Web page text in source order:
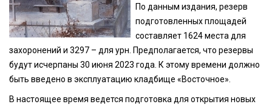
По данным издания, резерв
подготовленных площадей
составляет 1624 места для
захоронений и 3297 – для урн. Предполагается, что резервы
будут исчерпаны 30 июня 2023 года. К этому времени должно
быть введено в эксплуатацию кладбище «Восточное».
В настоящее время ведется подготовка для открытия новых